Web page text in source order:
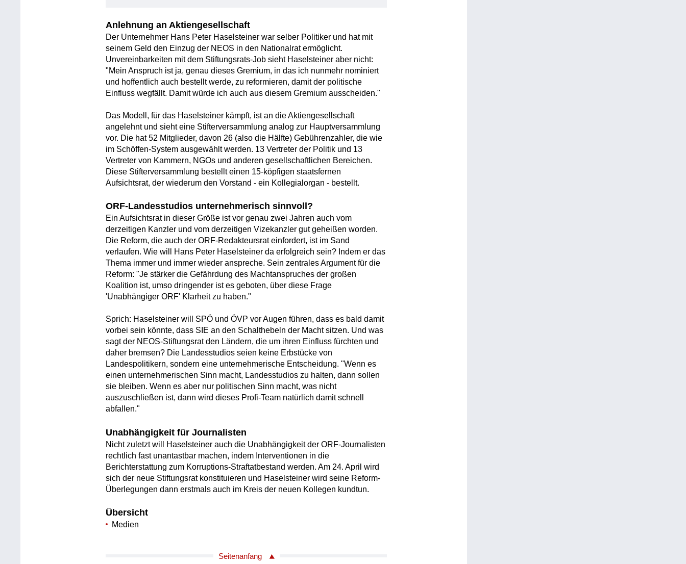
Anlehnung an Aktiengesellschaft
Der Unternehmer Hans Peter Haselsteiner war selber Politiker und hat mit
seinem Geld den Einzug der NEOS in den Nationalrat ermöglicht.
Unvereinbarkeiten mit dem Stiftungsrats-Job sieht Haselsteiner aber nicht:
"Mein Anspruch ist ja, genau dieses Gremium, in das ich nunmehr nominiert
und hoffentlich auch bestellt werde, zu reformieren, damit der politische
Einfluss wegfällt. Damit würde ich auch aus diesem Gremium ausscheiden."
Das Modell, für das Haselsteiner kämpft, ist an die Aktiengesellschaft
angelehnt und sieht eine Stifterversammlung analog zur Hauptversammlung
vor. Die hat 52 Mitglieder, davon 26 (also die Hälfte) Gebührenzahler, die wie
im Schöffen-System ausgewählt werden. 13 Vertreter der Politik und 13
Vertreter von Kammern, NGOs und anderen gesellschaftlichen Bereichen.
Diese Stifterversammlung bestellt einen 15-köpfigen staatsfernen
Aufsichtsrat, der wiederum den Vorstand - ein Kollegialorgan - bestellt.
ORF-Landesstudios unternehmerisch sinnvoll?
Ein Aufsichtsrat in dieser Größe ist vor genau zwei Jahren auch vom
derzeitigen Kanzler und vom derzeitigen Vizekanzler gut geheißen worden.
Die Reform, die auch der ORF-Redakteursrat einfordert, ist im Sand
verlaufen. Wie will Hans Peter Haselsteiner da erfolgreich sein? Indem er das
Thema immer und immer wieder anspreche. Sein zentrales Argument für die
Reform: "Je stärker die Gefährdung des Machtanspruches der großen
Koalition ist, umso dringender ist es geboten, über diese Frage
'Unabhängiger ORF' Klarheit zu haben."
Sprich: Haselsteiner will SPÖ und ÖVP vor Augen führen, dass es bald damit
vorbei sein könnte, dass SIE an den Schalthebeln der Macht sitzen. Und was
sagt der NEOS-Stiftungsrat den Ländern, die um ihren Einfluss fürchten und
daher bremsen? Die Landesstudios seien keine Erbstücke von
Landespolitikern, sondern eine unternehmerische Entscheidung. "Wenn es
einen unternehmerischen Sinn macht, Landesstudios zu halten, dann sollen
sie bleiben. Wenn es aber nur politischen Sinn macht, was nicht
auszuschließen ist, dann wird dieses Profi-Team natürlich damit schnell
abfallen."
Unabhängigkeit für Journalisten
Nicht zuletzt will Haselsteiner auch die Unabhängigkeit der ORF-Journalisten
rechtlich fast unantastbar machen, indem Interventionen in die
Berichterstattung zum Korruptions-Straftatbestand werden. Am 24. April wird
sich der neue Stiftungsrat konstituieren und Haselsteiner wird seine Reform-
Überlegungen dann erstmals auch im Kreis der neuen Kollegen kundtun.
Übersicht
Medien
Seitenanfang